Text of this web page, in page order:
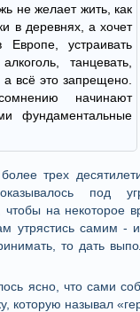
не желает жить, как
в деревнях, а хочет
Европе, устраивать
танцевать,
всё это запрещено.
начинают
фундаментальные
трех
под
чтобы на некоторое
утрястись самим -
то дать
ясно, что сами
которую называл